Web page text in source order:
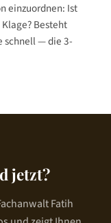
einzuordnen: Ist
Besteht
schnell — die 3-
jetzt?
Fatih